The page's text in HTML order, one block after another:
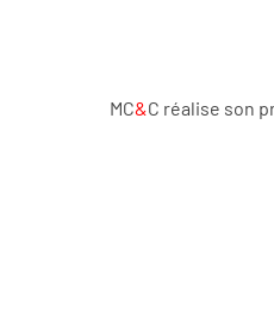
MC&C réalise son